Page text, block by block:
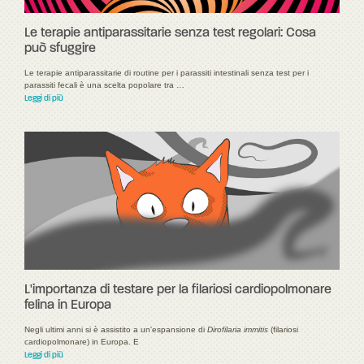
Le terapie antiparassitarie senza test regolari: Cosa
può sfuggire
Le terapie antiparassitarie di routine per i parassiti intestinali senza test per i
parassiti fecali è una scelta popolare tra …
Leggi di più
L'importanza di testare per la filariosi cardiopolmonare
felina in Europa
Negli ultimi anni si è assistito a un'espansione di Dirofilaria immitis (filariosi
cardiopolmonare) in Europa. E
Leggi di più